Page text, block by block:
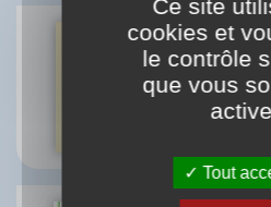
Petit
Pierre-Brice
Ce site
cookies et
le contrôle
que vous
Tout